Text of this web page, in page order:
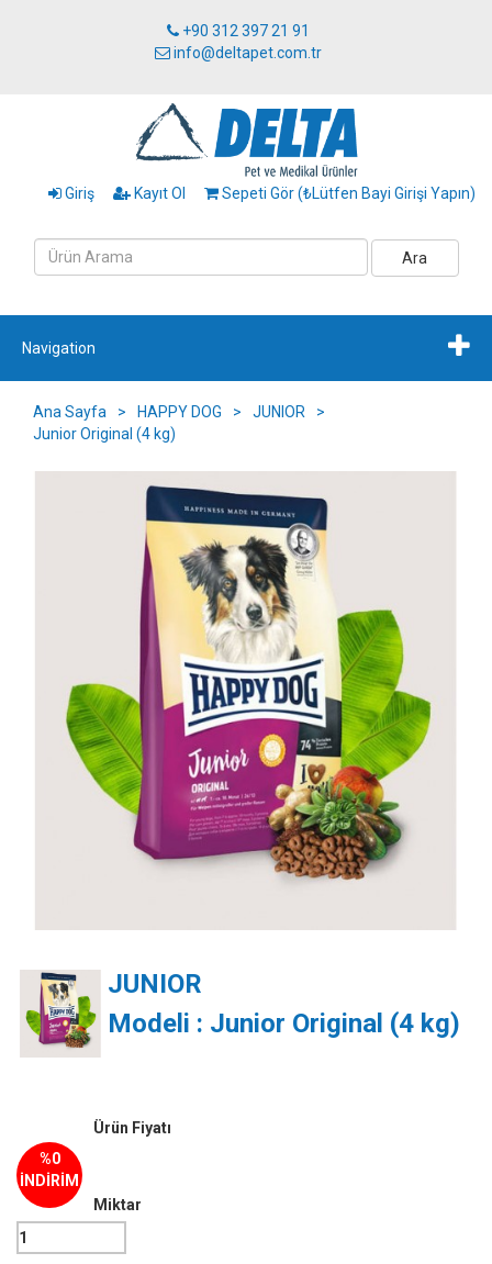
+90 312 397 21 91
info@deltapet.com.tr
Giriş Kayıt Ol Sepeti Gör (₺Lütfen Bayi Girişi Yapın)
Ara
Navigation
Ana Sayfa > HAPPY DOG > JUNIOR
>
Junior Original (4 kg)
JUNIOR
Modeli : Junior Original (4 kg)
%0
İNDİRİM
Ürün Fiyatı
Miktar